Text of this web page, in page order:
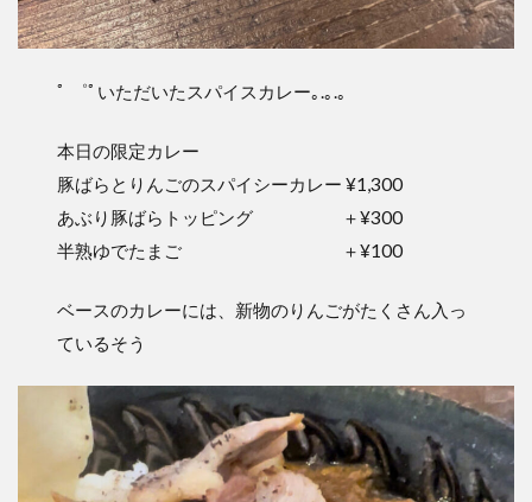
ﾟ ゜ﾟいただいたスパイスカレー｡.｡.｡
本日の限定カレー
豚ばらとりんごのスパイシーカレー ¥1,300
あぶり豚ばらトッピング ＋¥300
半熟ゆでたまご ＋¥100
ベースのカレーには、新物のりんごがたくさん入っ
ているそう